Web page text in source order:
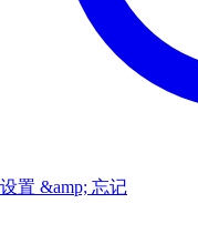
设置 &amp; 忘记